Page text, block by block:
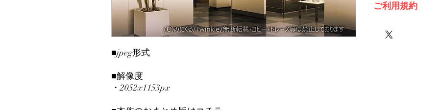
■jpeg形式
■解像度
・2052x1153px
ご利用規約